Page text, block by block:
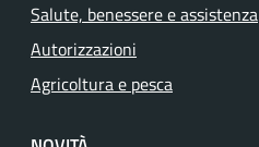
Salute, benessere e assistenza
Autorizzazioni
Agricoltura e pesca